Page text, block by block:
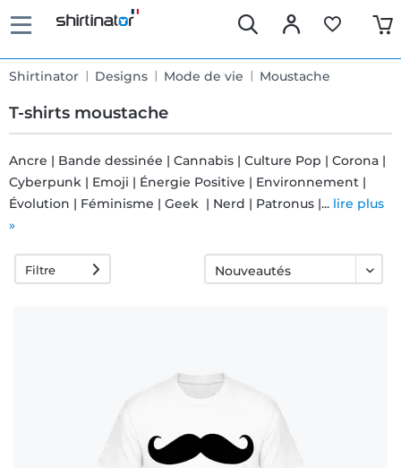
Shirtinator Designs Mode de vie Moustache
T-shirts moustache
Livraison
Échange
Ancre | Bande dessinée | Cannabis | Culture Pop | Corona |
Cyberpunk | Emoji | Énergie Positive | Environnement |
Évolution | Féminisme | Geek | Nerd | Patronus |... lire plus
»
Filtre